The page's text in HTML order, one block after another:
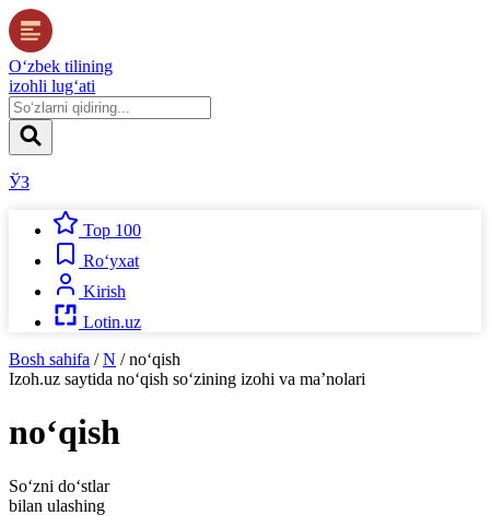
O‘zbek tilining
izohli lug‘ati
ЎЗ
Top 100
Ro‘yxat
Kirish
Lotin.uz
Bosh sahifa / N / no‘qish
Izoh.uz saytida no‘qish so‘zining izohi va ma’nolari
no‘qish
So‘zni do‘stlar
bilan ulashing